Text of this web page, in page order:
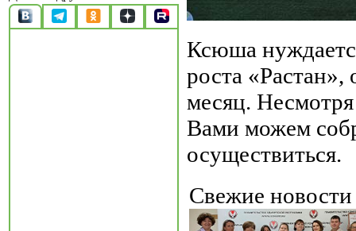
Ксюша
роста
месяц.
Вами можем
осуществиться.
Свежие